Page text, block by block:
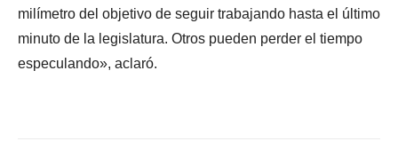
milímetro del objetivo de seguir trabajando hasta el último
minuto de la legislatura. Otros pueden perder el tiempo
especulando», aclaró.